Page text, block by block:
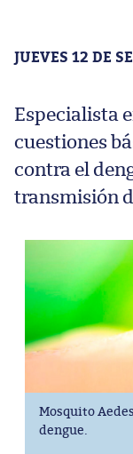
JUEVES 12 DE
Especialista
cuestiones
contra el
transmisión
Mosquito
dengue.